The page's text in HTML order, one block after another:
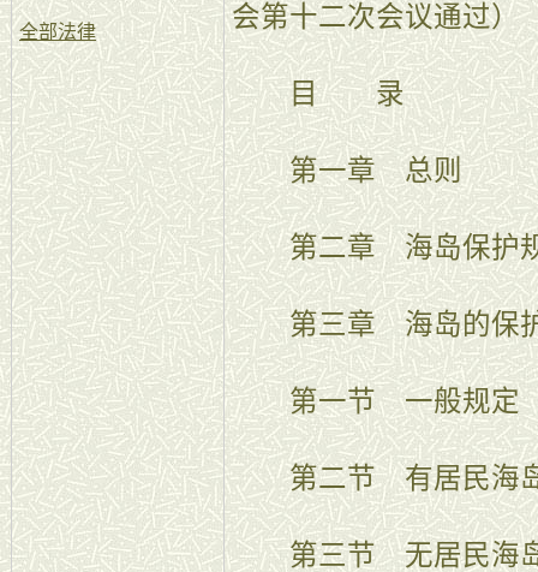
全部法律
会第十二次会议通过）
目 录
第一章 总则
第二章 海岛保护
第三章 海岛的保
第一节 一般规定
第二节 有居民海岛
第三节 无居民海岛